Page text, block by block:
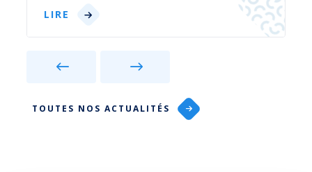
LIRE
TOUTES NOS ACTUALITÉS